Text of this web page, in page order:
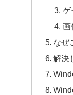
ゲ
画
なぜ
解決